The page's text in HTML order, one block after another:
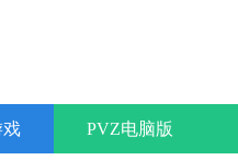
戏 PVZ电脑版